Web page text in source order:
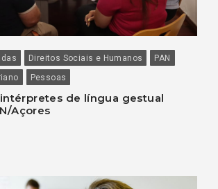
Direitos Sociais e Humanos
PAN
Pessoas
intérpretes de língua gestual
Açores